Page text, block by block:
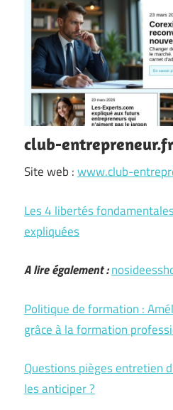
club-
Site web :www.club-
Les 4 libertés
expliquées
A lire également :
Politique de formation :
grâce à la formation
Questions pièges entretien
les anticiper ?